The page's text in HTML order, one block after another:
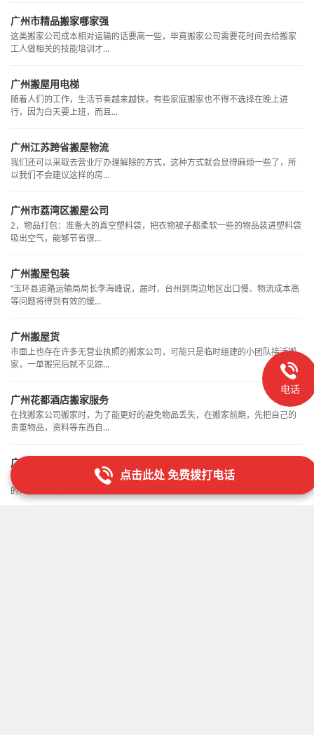
广州市精品搬家哪家强
这类搬家公司成本相对运输的话要高一些，毕竟搬家公司需要花时间去给搬家
工人做相关的技能培训才...
广州搬屋用电梯
随着人们的工作，生活节奏越来越快，有些家庭搬家也不得不选择在晚上进
行，因为白天要上班，而且...
广州江苏跨省搬屋物流
我们还可以采取去营业厅办理解除的方式，这种方式就会显得麻烦一些了，所
以我们不会建议这样的房...
广州市荔湾区搬屋公司
2，物品打包：准备大的真空塑料袋，把衣物被子都柔软一些的物品装进塑料袋
吸出空气，能够节省很...
广州搬屋包装
”玉环县道路运输局局长李海峰说，届时，台州到周边地区出口慢、物流成本高
等问题将得到有效的缓...
广州搬屋货
市面上也存在许多无营业执照的搬家公司，可能只是临时组建的小团队接活搬
家，一单搬完后就不见踪...
广州花都酒店搬家服务
在找搬家公司搬家时，为了能更好的避免物品丢失，在搬家前期，先把自己的
贵重物品，资料等东西自...
广州市搬屋公司排名
首先，搬家之前要留意有关媒体播报的天气预报，并和公司广州搬家公司费用
的人约好时间，尽量避免...
电话
点击此处 免费拨打电话